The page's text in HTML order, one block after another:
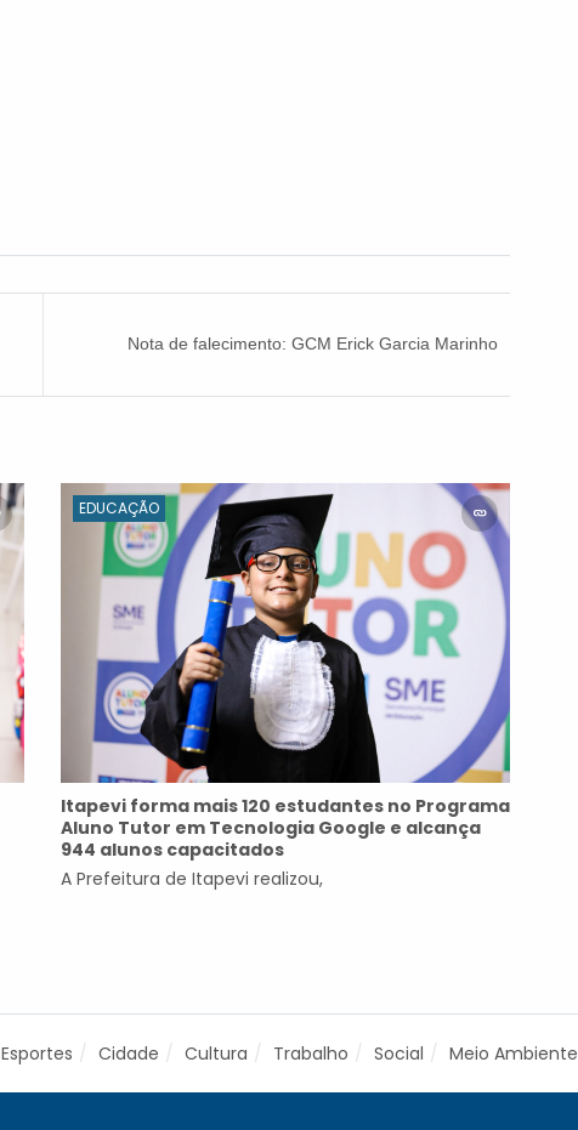
Nota de falecimento: GCM Erick Garcia Marinho
EDUCAÇÃO
Itapevi forma mais 120 estudantes no Programa
Aluno Tutor em Tecnologia Google e alcança
944 alunos capacitados
A Prefeitura de Itapevi realizou,
Esportes Cidade Cultura Trabalho Social Meio Ambiente